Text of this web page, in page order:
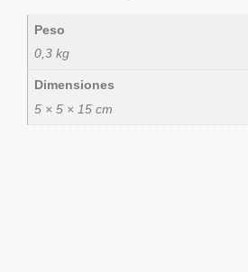
Peso
0,3 kg
Dimensiones
5 × 5 × 15 cm